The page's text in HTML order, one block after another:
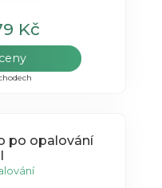
Kč
po opalování